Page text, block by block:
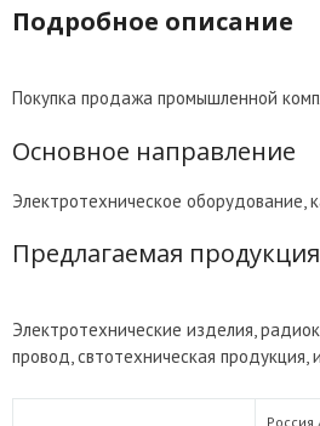
Подробное описание
Покупка продажа промышленной
Основное направление
Электротехническое оборудование,
Предлагаемая
Электротехнические изделия,
провод, свтотехническая
Россия